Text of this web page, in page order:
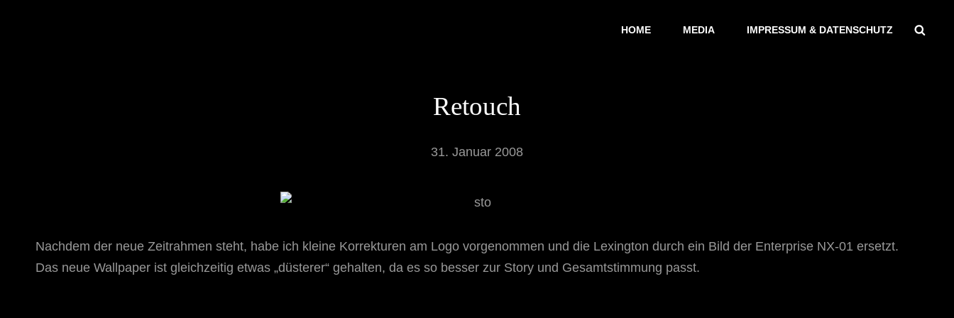
HOME MEDIA IMPRESSUM & DATENSCHUTZ
Retouch
31. Januar 2008
Nachdem der neue Zeitrahmen steht, habe ich kleine Korrekturen am Logo vorgenommen und die Lexington durch ein Bild der Enterprise NX-01 ersetzt.
Das neue Wallpaper ist gleichzeitig etwas „düsterer“ gehalten, da es so besser zur Story und Gesamtstimmung passt.